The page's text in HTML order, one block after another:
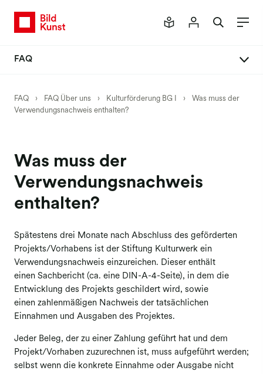
FAQ
Kulturförderung BG I
Kulturförderung BG III
FAQ › FAQ Über uns › Kulturförderung BG I ›
Was muss der
Verwendungsnachweis enthalten?
Was muss der
Verwendungsnachweis
enthalten?
Spätestens drei Monate nach Abschluss des geförderten
Projekts/Vorhabens ist der Stiftung Kulturwerk ein
Verwendungsnachweis einzureichen. Dieser enthält
einen Sachbericht (ca. eine DIN-A-4-Seite), in dem die
Entwicklung des Projekts geschildert wird, sowie
einen zahlenmäßigen Nachweis der tatsächlichen
Einnahmen und Ausgaben des Projektes.
Jeder Beleg, der zu einer Zahlung geführt hat und dem
Projekt/Vorhaben zuzurechnen ist, muss aufgeführt werden;
selbst wenn die konkrete Einnahme oder Ausgabe nicht